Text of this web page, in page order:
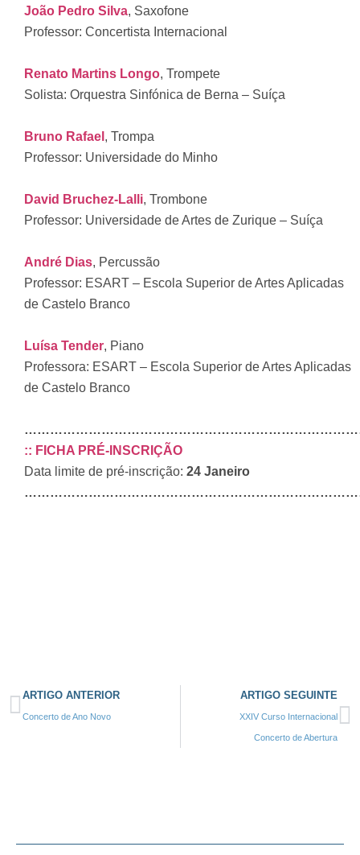
João Pedro Silva, Saxofone
Professor: Concertista Internacional
Renato Martins Longo, Trompete
Solista: Orquestra Sinfónica de Berna – Suíça
Bruno Rafael , Trompa
Professor: Universidade do Minho
David Bruchez-Lalli, Trombone
Professor: Universidade de Artes de Zurique – Suíça
André Dias, Percussão
Professor: ESART – Escola Superior de Artes Aplicadas
de Castelo Branco
Luísa Tender, Piano
Professora: ESART – Escola Superior de Artes Aplicadas
de Castelo Branco
:: FICHA PRÉ-INSCRIÇÃO
Data limite de pré-inscrição: 24 Janeiro
ARTIGO ANTERIOR
Concerto de Ano Novo
ARTIGO SEGUINTE
XXIV Curso Internacional
Concerto de Abertura